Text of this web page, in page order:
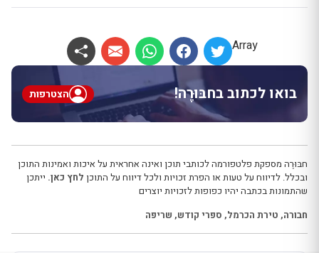
Array
בואו לכתוב בחבּוּרֶה! הצטרפות
חבּוּרֶה מספקת פלטפורמה לכותבי תוכן ואינה אחראית על איכות ואמינות התוכן
ובכלל. לדיווח על טעות או הפרת זכויות ולכל דיווח על התוכן לחץ כאן. ייתכן
שהתמונות בכתבה יהיו כפופות לזכויות יוצרים
חבורה, טירת הכרמל, ספרי קודש, שריפה